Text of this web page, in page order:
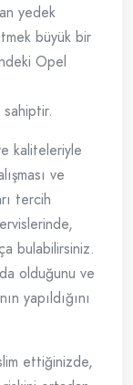
yedek
büyük bir
Opel
kaliteleriyle
ve
tercih
bulabilirsiniz.
olduğunu ve
yapıldığını
ettiğinizde,